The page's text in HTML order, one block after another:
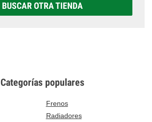
BUSCAR OTRA TIENDA
Categorías populares
Frenos
Radiadores